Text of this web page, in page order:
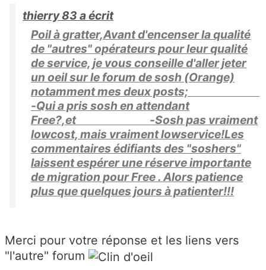
thierry 83 a écrit
Poil à gratter,Avant d'encenser la qualité
de "autres" opérateurs pour leur qualité
de service, je vous conseille d'aller jeter
un oeil sur le forum de sosh (Orange)
notamment mes deux posts;
-Qui a pris sosh en attendant
Free?,et -Sosh pas vraiment
lowcost, mais vraiment lowservice!Les
commentaires édifiants des "soshers"
laissent espérer une réserve importante
de migration pour Free . Alors patience
plus que quelques jours à patienter!!!
Merci pour votre réponse et les liens vers
"l'autre" forum